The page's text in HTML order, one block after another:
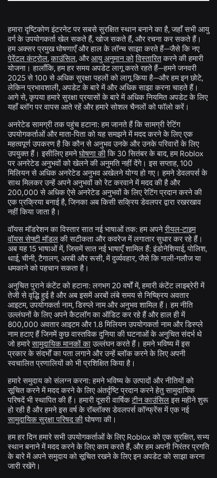
हमारा दृष्टिकोण इंटरनेट पर सबसे सुरक्षित स्थान बनाने का है, जहाँ सभी आयु
वर्ग के उपयोगकर्ता खेल सकते हैं, खोज सकते हैं, और रचना कर सकते हैं।
हम अक्सर प्रमुख घोषणाएँ और हाल के लॉन्च साझा करते हैं—जैसे कि नए
पेरेंटल कंट्रोल,काउंसिल, और आयु अनुमान को विस्तारितकरने की हमारी
योजना। हालाँकि, हम हर समय अपडेट लागू करते रहते हैं—हमने जनवरी
2025 से 100 से अधिक सुरक्षा पहलों को लागू किया है—और हम इन छोटे,
लेकिन प्रभावशाली, अपडेट के बारे में और अधिक साझा करना चाहते हैं।
आगे से, कृपया हमारे सुरक्षा प्रयासों के बारे में अधिक नियमित अपडेट के लिए
यहाँ ब्लॉग पर वापस आते रहें और हमारे सोशल चैनलों को फॉलो करें।
अनरेटेड सामग्री तक पहुंच हटाना: हम जानते हैं कि सामग्री रेटिंग
उपयोगकर्ताओं और माता-पिता को यह समझने में मदद करने के लिए एक
महत्वपूर्ण उपकरण है कि कौन से अनुभव उनके और उनके परिवारों के लिए
उपयुक्त हैं। इसीलिए हमनेघोषणा कीकि 30 सितंबर के बाद, हम Roblox
पर अनरेटेड अनुभवों को खेलने की अनुमति नहीं देंगे। इस सप्ताह, 100
मिलियन से अधिक अनरेटेड अनुभव अखेलने योग्य हो गए। हमने डेवलपर्स के
साथ मिलकर उन्हें अपने अनुभवों को रेट करवाने में मदद की है और
200,000 से अधिक ऐसे अनरेटेड अनुभवों के लिए रेटिंग प्रदान करने की
एक प्रक्रिया बनाई है, जिनका अब किसी सक्रिय डेवलपर द्वारा रखरखाव
नहीं किया जाता है।
वॉयस मॉडरेशन का विस्तार सात नई भाषाओं तक:हम अपनेरीयल-टाइम
वॉयस सेफ्टी मॉडलकी सटीकता और कवरेज में लगातार सुधार कर रहे हैं।
अब यह 15 भाषाओं में, जिसमें सात नई भाषाएँ शामिल हैं: इंडोनेशियाई, पोलिश,
थाई, चीनी, टैगालग, अरबी और रूसी, में दुर्व्यवहार, जैसे कि गाली-गलौज या
धमकाने को पहचान सकता है।
अनुचित पुराने कंटेंट को हटाना: लगभग 20 वर्षों में, हमारी कंटेंट लाइब्रेरी में
तेजी से वृद्धि हुई है और अब इसमें अरबों लंबे समय से निष्क्रिय अवतार
आइटम, उपयोगकर्ता नाम, डिस्प्ले नाम और अनुभव शामिल हैं। हम नीति
उल्लंघनों के लिए अपने कैटलॉग का ऑडिट कर रहे हैं और हाल ही में
800,000 अवतार आइटम और 1.8 मिलियन उपयोगकर्ता नाम और डिस्प्ले
नाम हटाए हैं जिनमें कुछ वास्तविक दुनिया की घटनाओं के अनुचित संदर्भ थे
जो हमारेसामुदायिक मानकों काउल्लंघन करते हैं। हमने भविष्य में इस
प्रकार के संदर्भों का पता लगाने और उन्हें ब्लॉक करने के लिए अपनी
स्वचालित प्रणालियों को भी प्रशिक्षित किया है।
हमारे समुदाय को संलग्न करना:हमने भविष्य के उत्पादों और नीतियों को
सूचित करने में मदद करने के लिए अंतर्दृष्टि प्रदान करने हेतु सामुदायिक
परिषदें भी स्थापित की हैं। हमारी दूसरी वार्षिकटीन काउंसिलइस महीने शुरू
हो रही है और हमने इस वर्ष के रॉब्लॉक्स डेवलपर्स कॉन्फ्रेंस में एक नई
सामुदायिक सुरक्षा परिषद कीघोषणा की।
हम हर दिन हमारे सभी उपयोगकर्ताओं के लिए Roblox को एक सुरक्षित, सभ्य
स्थान बनाने में मदद करने के लिए काम करते हैं, और हम अपनी निरंतर प्रगति
के बारे में अपने समुदाय को सूचित रखने के लिए इन अपडेट को साझा करना
जारी रखेंगे।